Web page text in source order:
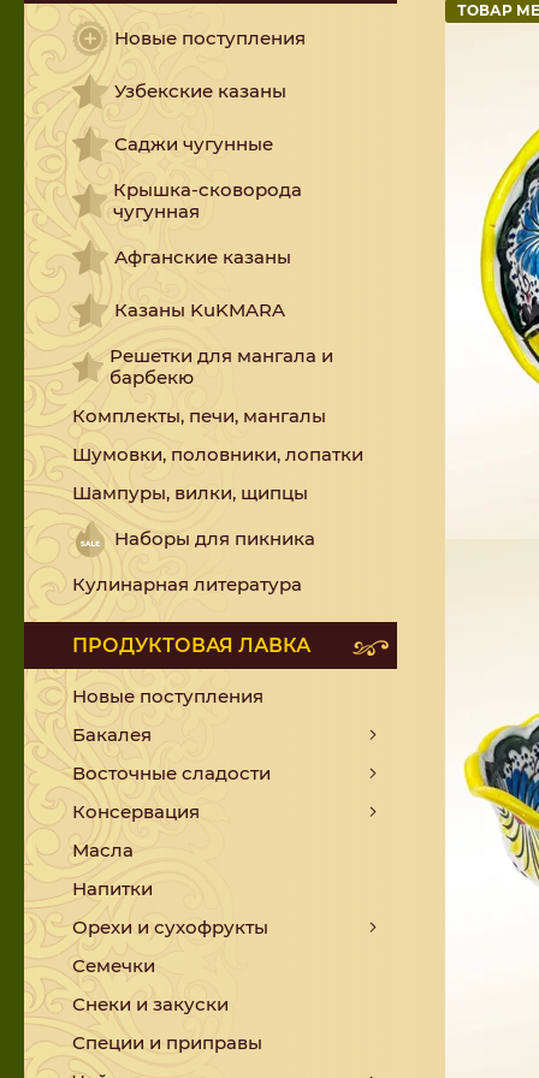
Новые поступления
Узбекские казаны
Саджи чугунные
Крышка-сковорода
чугунная
Афганские казаны
Казаны KuKMARA
Решетки для мангала и
барбекю
Комплекты, печи, мангалы
Шумовки, половники, лопатки
Шампуры, вилки, щипцы
Наборы для пикника
Кулинарная литература
ПРОДУКТОВАЯ ЛАВКА
Новые поступления
Бакалея
Восточные сладости
Консервация
Масла
Напитки
Орехи и сухофрукты
Семечки
Снеки и закуски
Специи и приправы
ТОВАР